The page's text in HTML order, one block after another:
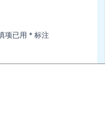
项已用 * 标注